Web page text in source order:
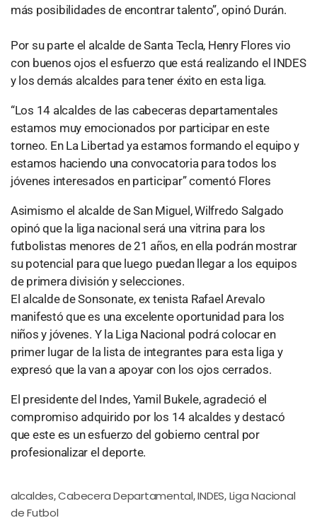
más posibilidades de encontrar talento”, opinó Durán.
Por su parte el alcalde de Santa Tecla, Henry Flores vio
con buenos ojos el esfuerzo que está realizando el INDES
y los demás alcaldes para tener éxito en esta liga.
“Los 14 alcaldes de las cabeceras departamentales
estamos muy emocionados por participar en este
torneo. En La Libertad ya estamos formando el equipo y
estamos haciendo una convocatoria para todos los
jóvenes interesados en participar” comentó Flores
Asimismo el alcalde de San Miguel, Wilfredo Salgado
opinó que la liga nacional será una vitrina para los
futbolistas menores de 21 años, en ella podrán mostrar
su potencial para que luego puedan llegar a los equipos
de primera división y selecciones.
El alcalde de Sonsonate, ex tenista Rafael Arevalo
manifestó que es una excelente oportunidad para los
niños y jóvenes. Y la Liga Nacional podrá colocar en
primer lugar de la lista de integrantes para esta liga y
expresó que la van a apoyar con los ojos cerrados.
El presidente del Indes, Yamil Bukele, agradeció el
compromiso adquirido por los 14 alcaldes y destacó
que este es un esfuerzo del gobierno central por
profesionalizar el deporte.
alcaldes,Cabecera Departamental,INDES, Liga Nacional
de Futbol